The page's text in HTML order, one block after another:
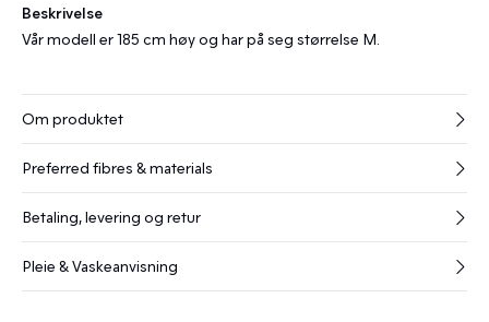
Beskrivelse
Vår modell er 185 cm høy og har på seg størrelse M.
Om produktet
Preferred fibres & materials
Betaling, levering og retur
Pleie & Vaskeanvisning